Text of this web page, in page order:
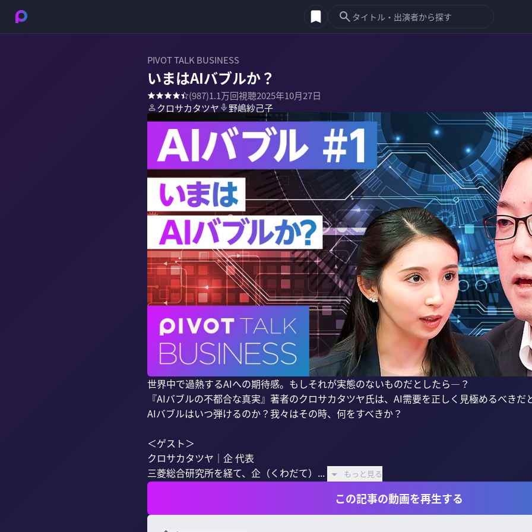
PIVOT TALK BUSINESS
いまはAIバブルか？
(987)1.1万回視聴2025年10月27日
クロサカタツヤ
野嶋紗己子
世界中で過熱するAIへの期待感。もしそれが実態のないものだとしたら—？
『AIバブルの不都合な真実』著者のクロサカタツヤ氏は、AI需要を正しく見極めるべきだ
AIバブルはいつ弾けるのか？我々はその時、何をすべきか？
＜ゲスト＞
クロサカタツヤ｜企 代表
三菱総合研究所を経て、企（くわだて）...
もっと見る
この記事の動画を再生する